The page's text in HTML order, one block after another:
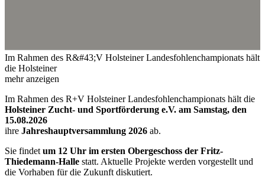
Im Rahmen des R&#43;V Holsteiner Landesfohlenchampionats hält
die Holsteiner
mehr anzeigen
Im Rahmen des R+V Holsteiner Landesfohlenchampionats hält die
Holsteiner Zucht- und Sportförderung e.V. am Samstag, den
15.08.2026
ihre Jahreshauptversammlung 2026 ab.
Sie findet um 12 Uhr im ersten Obergeschoss der Fritz-
Thiedemann-Halle statt. Aktuelle Projekte werden vorgestellt und
die Vorhaben für die Zukunft diskutiert.